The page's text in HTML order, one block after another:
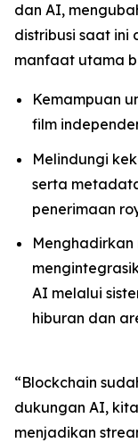
dan AI,
distribusi saat ini
manfaat utama
Kemampuan
film
Melindungi
serta
penerimaan
AI melalui
hiburan dan
“Blockchain
dukungan AI,
menjadikan